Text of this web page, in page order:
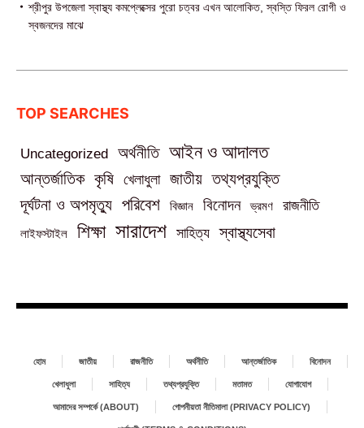
শ্রীপুর উপজেলা স্বাস্থ্য কমপ্লেক্সের পুরো চত্বর এখন আলোকিত, স্বস্তি ফিরল রোগী ও
স্বজনদের মাঝে‎
TOP SEARCHES
Uncategorized অর্থনীতি আইন ও আদালত
আন্তর্জাতিক কৃষি খেলাধুলা জাতীয় তথ্যপ্রযুক্তি
দূর্ঘটনা ও অপমৃত্যু পরিবেশ বিজ্ঞান বিনোদন ভ্রমণ রাজনীতি
লাইফস্টাইল শিক্ষা সারাদেশ সাহিত্য স্বাস্থ্যসেবা
হোম জাতীয় রাজনীতি অর্থনীতি আন্তর্জাতিক বিনোদন
খেলাধুলা সাহিত্য তথ্যপ্রযুক্তি মতামত যোগাযোগ
আমাদের সম্পর্কে (ABOUT) গোপনীয়তা নীতিমালা (PRIVACY POLICY)